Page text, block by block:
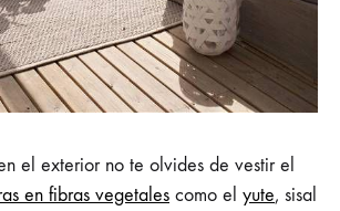
el exterior no te olvides de vestir el
en fibras vegetales como el yute, sisal